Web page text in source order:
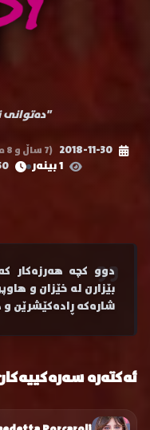
"دەتوانی
2018-11-30 (7 ساڵ و 8 مانگ و 7 ڕۆژ لەمەوبەر دەرچووە)
1 بینەر
50
دوو کچە هەرزەکار
بێزارن لە خێزان و
شارەکە ڕادەکێشرێن
ئەکتەرە